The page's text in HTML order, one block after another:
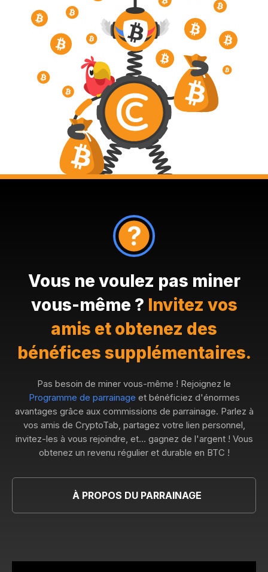
Vous ne voulez pas miner
vous-même ? Invitez vos
amis et obtenez des
bénéfices supplémentaires.
Pas besoin de miner vous-même ! Rejoignez le
Programme de parrainage et bénéficiez d'énormes
avantages grâce aux commissions de parrainage. Parlez à
vos amis de CryptoTab, partagez votre lien personnel,
invitez-les à vous rejoindre, et… gagnez de l'argent ! Vous
obtenez un revenu régulier et durable en BTC !
À PROPOS DU PARRAINAGE